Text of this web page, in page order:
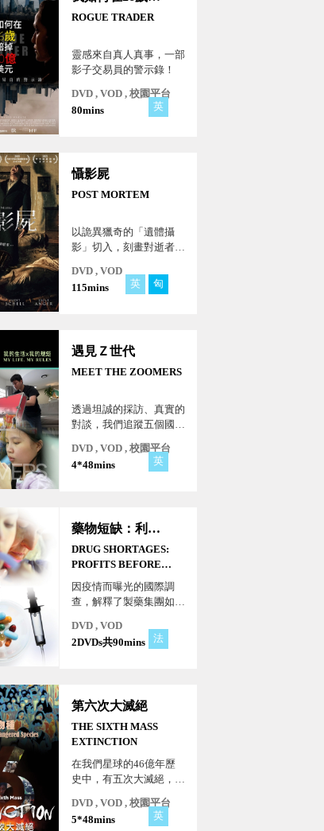
ROGUE TRADER
靈感來自真人真事，一部
影子交易員的警示錄！
DVD , VOD , 校園平台
80mins
英
懾影屍
POST MORTEM
以詭異獵奇的「遺體攝
影」切入，刻畫對逝者的
DVD , VOD
115mins
英 匈
遇見Ｚ世代
MEET THE ZOOMERS
透過坦誠的採訪、真實的
對談，我們追蹤五個國家
應對2020年代的獨特挑
戰和機遇。從全球新冠疫
DVD , VOD , 校園平台
4*48mins
英
藥物短缺：利益高於病患
DRUG SHORTAGES:
PROFITS BEFORE
PATIENTS
因疫情而曝光的國際調
查，解釋了製藥集團如何
缺，以提高價格。 面臨
藥品供應短缺，並非醫院
DVD , VOD
2DVDs共90mins
法
第六次大滅絕
THE SIXTH MASS
EXTINCTION
在我們星球的46億年歷
史中，有五次大滅絕，現
中。與前五次由小行星撞
擊和冰河時代等災難性全
DVD , VOD , 校園平台
5*48mins
英